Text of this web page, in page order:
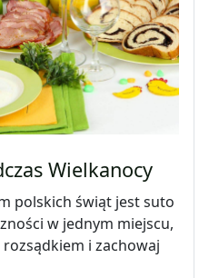
Wielkanocy
polskich świąt jest suto
w jednym miejscu,
i zachowaj